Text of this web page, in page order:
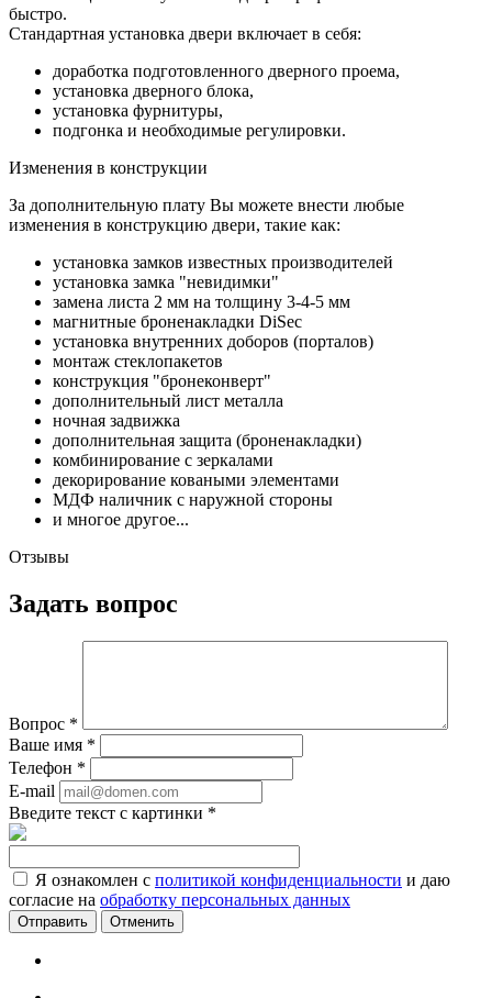
быстро.
Стандартная установка двери включает в себя:
доработка подготовленного дверного проема,
установка дверного блока,
установка фурнитуры,
подгонка и необходимые регулировки.
Изменения в конструкции
За дополнительную плату Вы можете внести любые
изменения в конструкцию двери, такие как:
установка замков известных производителей
установка замка "невидимки"
замена листа 2 мм на толщину 3-4-5 мм
магнитные броненакладки DiSec
установка внутренних доборов (порталов)
монтаж стеклопакетов
конструкция "бронеконверт"
дополнительный лист металла
ночная задвижка
дополнительная защита (броненакладки)
комбинирование с зеркалами
декорирование коваными элементами
МДФ наличник с наружной стороны
и многое другое...
Отзывы
Задать вопрос
Вопрос *
Ваше имя *
Телефон *
E-mail
Введите текст с картинки *
Я ознакомлен с политикой конфиденциальности и даю
согласие на обработку персональных данных
Отменить